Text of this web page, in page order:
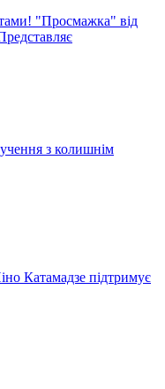
"Просмажка" від
з колишнім
Катамадзе підтримує